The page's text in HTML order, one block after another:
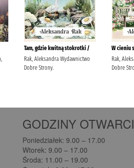
GODZINY
Poniedziałek: 9.00 – 17.00
Wtorek: 9.00 – 17.00
Środa: 11.00 – 19.00